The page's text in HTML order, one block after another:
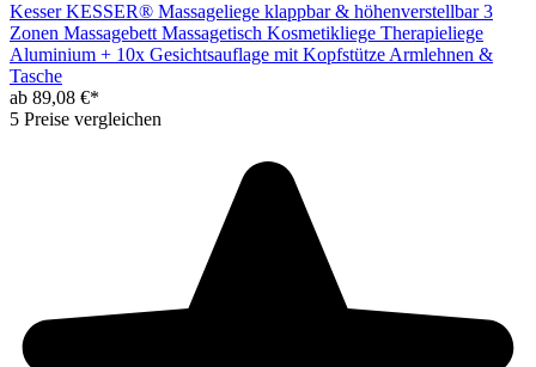
Kesser KESSER® Massageliege klappbar & höhenverstellbar 3
Zonen Massagebett Massagetisch Kosmetikliege Therapieliege
Aluminium + 10x Gesichtsauflage mit Kopfstütze Armlehnen &
Tasche
ab 89,08 €*
5 Preise vergleichen